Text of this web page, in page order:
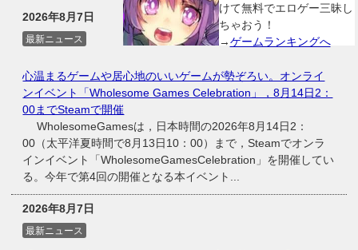
けて無料でエロゲー三昧し
ちゃおう！
→ゲームランキングへ
2026年8月7日
最新ニュース
心温まるゲームや居心地のいいゲームが勢ぞろい。オンライ
ンイベント「Wholesome Games Celebration」，8月14日2：
00までSteamで開催
WholesomeGamesは，日本時間の2026年8月14日2：
00（太平洋夏時間で8月13日10：00）まで，Steamでオンラ
インイベント「WholesomeGamesCelebration」を開催してい
る。今年で第4回の開催となる本イベント...
2026年8月7日
最新ニュース